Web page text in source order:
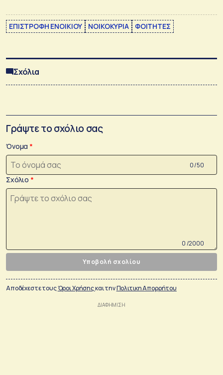
ΕΠΙΣΤΡΟΦΗ ΕΝΟΙΚΙΟΥ ΝΟΙΚΟΚΥΡΙΑ ΦΟΙΤΗΤΕΣ
Σχόλια
Γράψτε το σχόλιο σας
Όνομα
0 /50
Σχόλιο
0 /2000
Υποβολή σχολίου
Αποδέχεστε τουςΌροι Χρήσηςκαι τηνΠολιτικη Απορρήτου